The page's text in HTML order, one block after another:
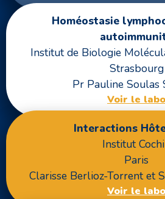
Homéostasie
Institut de Biologie
Strasbourg
Pr Pauline Soulas
Voir le labo
Interactions
Institut
Paris
Clarisse Berlioz-Torrent et
Voir le labo